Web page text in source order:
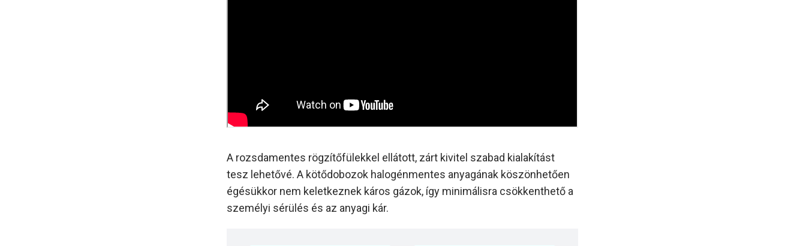
A rozsdamentes rögzítőfülekkel ellátott, zárt kivitel szabad kialakítást
tesz lehetővé. A kötődobozok halogénmentes anyagának köszönhetően
égésükkor nem keletkeznek káros gázok, így minimálisra csökkenthető a
személyi sérülés és az anyagi kár.